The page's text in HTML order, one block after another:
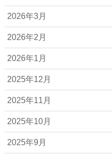
2026年3月
2026年2月
2026年1月
2025年12月
2025年11月
2025年10月
2025年9月